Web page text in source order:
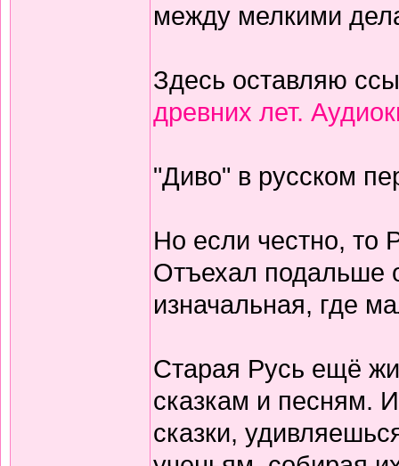
между мелкими
Здесь оставляю
древних лет.
"Диво" в русском
Но если честно, то
Отъехал подальше
изначальная, где
Старая Русь ещё
сказкам и песням.
сказки,